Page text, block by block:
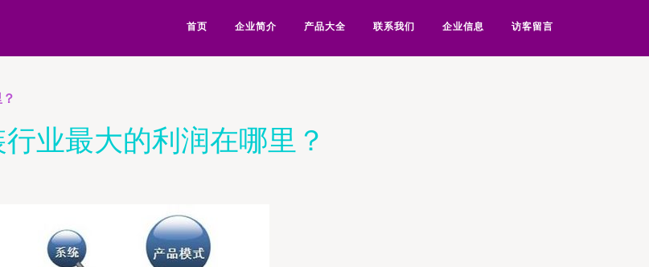
首页 企业简介 产品大全 联系我们 企业信息 访客留言
业最大的利润在哪里？